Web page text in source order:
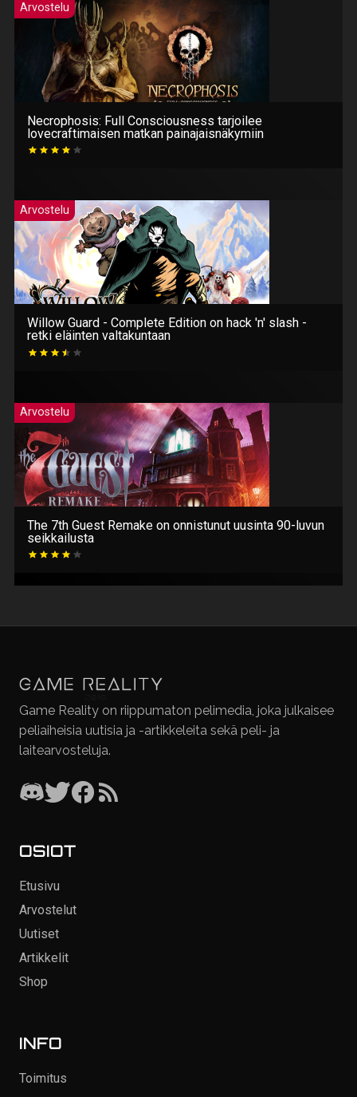
Arvostelu
Necrophosis: Full Consciousness tarjoilee
lovecraftimaisen matkan painajaisnäkymiin
Arvostelu
Willow Guard - Complete Edition on hack 'n' slash -
retki eläinten valtakuntaan
Arvostelu
The 7th Guest Remake on onnistunut uusinta 90-luvun
seikkailusta
Game Reality on riippumaton pelimedia, joka julkaisee
peliaiheisia uutisia ja -artikkeleita sekä peli- ja
laitearvosteluja.
OSIOT
Etusivu
Arvostelut
Uutiset
Artikkelit
Shop
INFO
Toimitus